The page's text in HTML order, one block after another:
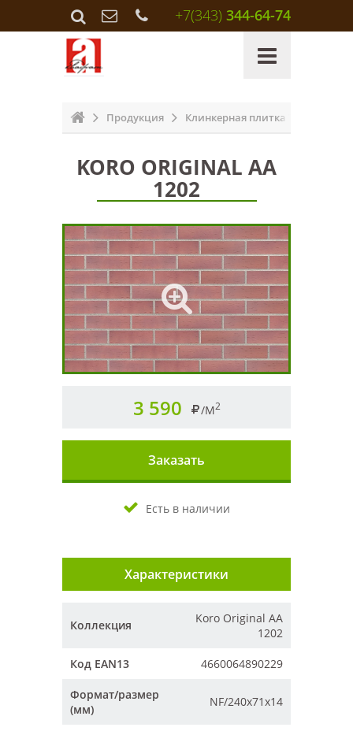
+7(343) 344-64-74
Продукция Клинкерная плитка Terramatic
KORO ORIGINAL AA
1202
3 590 /М2
Заказать
Есть в наличии
Характеристики
Коллекция
Koro Original AA
1202
Код EAN13 4660064890229
Формат/размер
(мм)
NF/240х71х14